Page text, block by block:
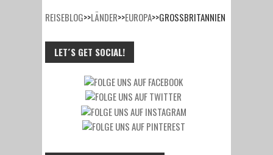
REISEBLOG>>LÄNDER>>EUROPA>>GROSSBRITANNIEN
LET´S GET SOCIAL!